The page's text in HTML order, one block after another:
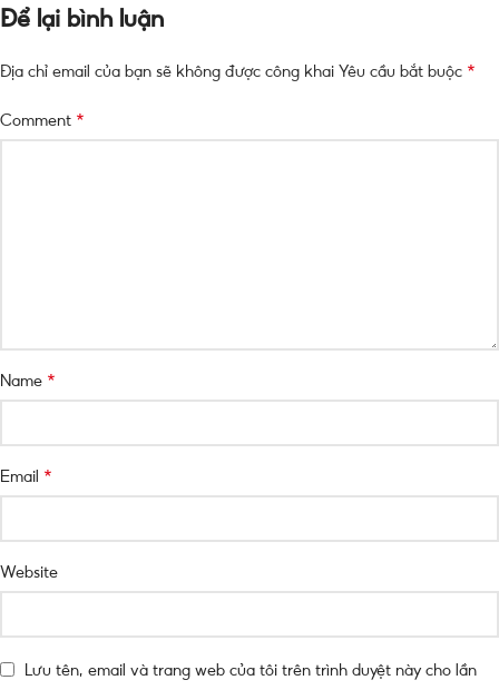
Để lại bình luận
Địa chỉ email của bạn sẽ không được công khai Yêu cầu bắt buộc *
Comment *
Name *
Email *
Website
Lưu tên, email và trang web của tôi trên trình duyệt này cho lần